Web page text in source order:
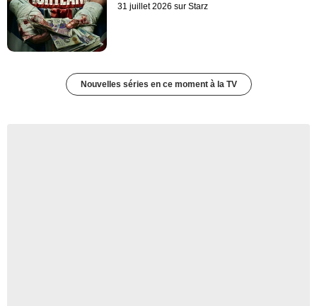
31 juillet 2026 sur Starz
Nouvelles séries en ce moment à la TV